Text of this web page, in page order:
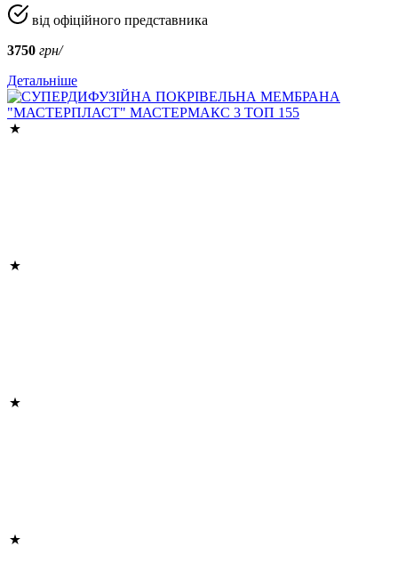
від офіційного представника
3750 грн/
Детальніше